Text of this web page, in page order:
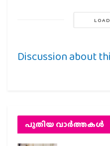
Discussion about
പുതിയ വാര്‍ത്തകള്‍